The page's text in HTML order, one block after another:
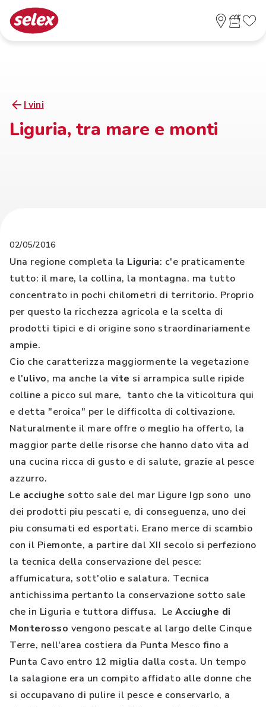
I vini
Liguria, tra mare e monti
02/05/2016
Una regione completa la Liguria: c'e praticamente
tutto: il mare, la collina, la montagna. ma tutto
concentrato in pochi chilometri di territorio. Proprio
per questo la ricchezza agricola e la scelta di
prodotti tipici e di origine sono straordinariamente
ampie.
Cio che caratterizza maggiormente la vegetazione
e l'ulivo, ma anche la vite si arrampica sulle ripide
colline a picco sul mare, tanto che la viticoltura qui
e detta "eroica" per le difficolta di coltivazione.
Naturalmente il mare offre o meglio ha offerto, la
maggior parte delle risorse che hanno dato vita ad
una cucina ricca di gusto e di salute, grazie al pesce
azzurro.
Le acciughe sotto sale del mar Ligure Igp sono uno
dei prodotti piu pescati e, di conseguenza, uno dei
piu consumati ed esportati. Erano merce di scambio
con il Piemonte, a partire dal XII secolo si perfeziono
la tecnica della conservazione del pesce:
affumicatura, sott'olio e salatura. Tecnica
antichissima pertanto la conservazione sotto sale
che in Liguria e tuttora diffusa. Le Acciughe di
Monterosso vengono pescate al largo delle Cinque
Terre, nell'area costiera da Punta Mesco fino a
Punta Cavo entro 12 miglia dalla costa. Un tempo
la salagione era un compito affidato alle donne che
si occupavano di pulire il pesce e conservarlo, a